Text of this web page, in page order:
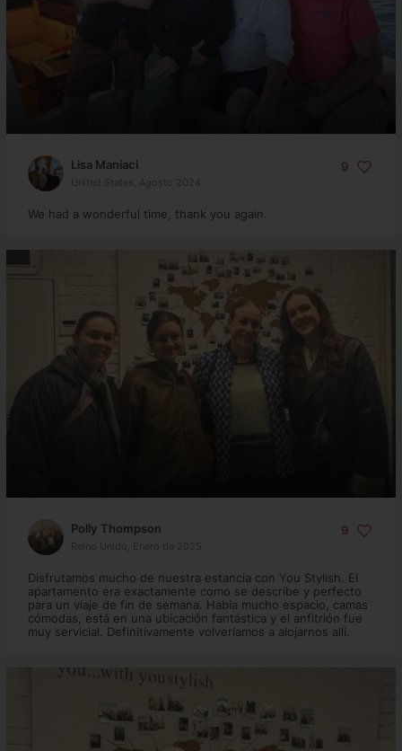
Lisa Maniaci 9
United States, Agosto 2024
We had a wonderful time, thank you again.
Polly Thompson 9
Reino Unido, Enero de 2025
Disfrutamos mucho de nuestra estancia con You Stylish. El
apartamento era exactamente como se describe y perfecto
para un viaje de fin de semana. Había mucho espacio, camas
cómodas, está en una ubicación fantástica y el anfitrión fue
muy servicial. Definitivamente volveríamos a alojarnos allí.